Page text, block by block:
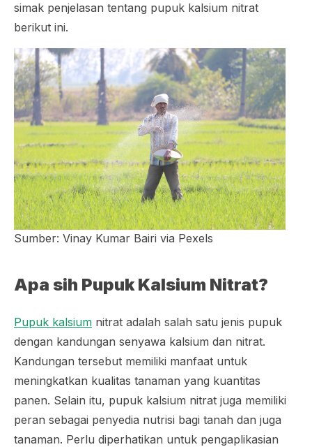
simak penjelasan tentang pupuk kalsium nitrat
berikut ini.
Sumber: Vinay Kumar Bairi via Pexels
Apa sih Pupuk Kalsium Nitrat?
Pupuk kalsium nitrat adalah salah satu jenis pupuk
dengan kandungan senyawa kalsium dan nitrat.
Kandungan tersebut memiliki manfaat untuk
meningkatkan kualitas tanaman yang kuantitas
panen. Selain itu, pupuk kalsium nitrat juga memiliki
peran sebagai penyedia nutrisi bagi tanah dan juga
tanaman. Perlu diperhatikan untuk pengaplikasian